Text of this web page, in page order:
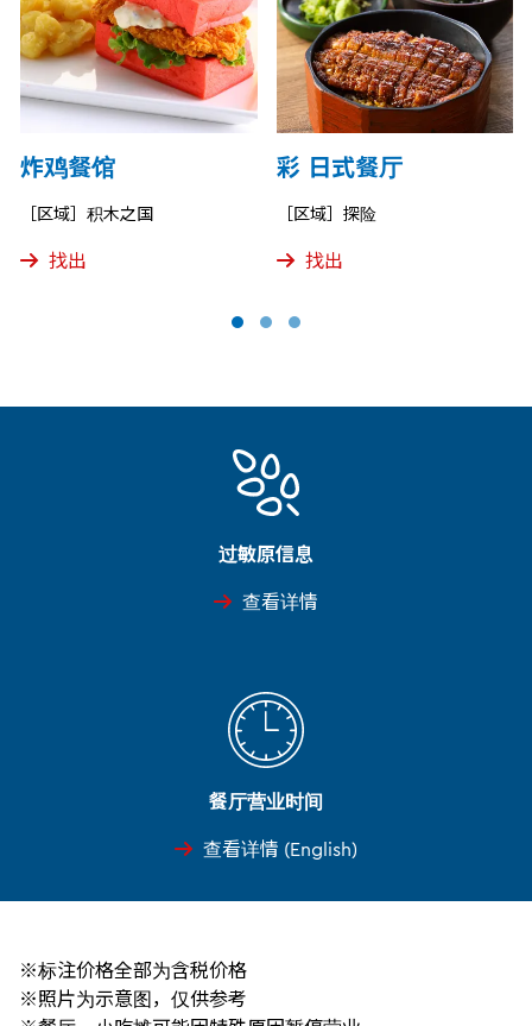
炸鸡餐馆
［区域］积木之国
找出
彩 日式餐厅
［区域］探险
找出
过敏原信息
查看详情
餐厅营业时间
查看详情 (English)
※标注价格全部为含税价格
※照片为示意图，仅供参考